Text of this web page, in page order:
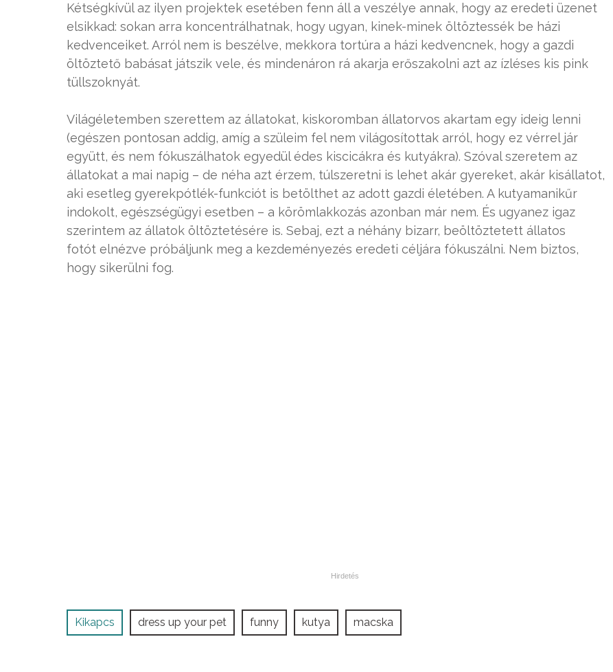
Kétségkívül az ilyen projektek esetében fenn áll a veszélye annak, hogy az eredeti üzenet
elsikkad: sokan arra koncentrálhatnak, hogy ugyan, kinek-minek öltöztessék be házi
kedvenceiket. Arról nem is beszélve, mekkora tortúra a házi kedvencnek, hogy a gazdi
öltöztető babásat játszik vele, és mindenáron rá akarja erőszakolni azt az ízléses kis pink
tüllszoknyát.
Világéletemben szerettem az állatokat, kiskoromban állatorvos akartam egy ideig lenni
(egészen pontosan addig, amíg a szüleim fel nem világosítottak arról, hogy ez vérrel jár
együtt, és nem fókuszálhatok egyedül édes kiscicákra és kutyákra). Szóval szeretem az
állatokat a mai napig – de néha azt érzem, túlszeretni is lehet akár gyereket, akár kisállatot,
aki esetleg gyerekpótlék-funkciót is betölthet az adott gazdi életében. A kutyamanikűr
indokolt, egészségügyi esetben – a körömlakkozás azonban már nem. És ugyanez igaz
szerintem az állatok öltöztetésére is. Sebaj, ezt a néhány bizarr, beöltöztetett állatos
fotót elnézve próbáljunk meg a kezdeményezés eredeti céljára fókuszálni. Nem biztos,
hogy sikerülni fog.
Kikapcs dress up your pet funny kutya macska